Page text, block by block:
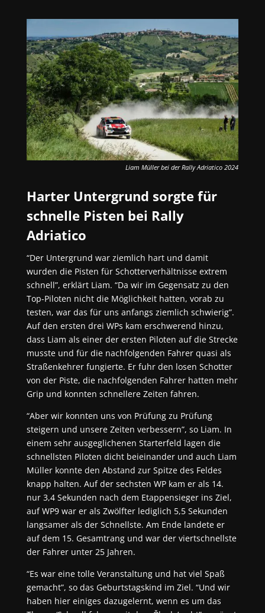
Liam Müller bei der Rally Adriatico 2024
Harter Untergrund sorgte für
schnelle Pisten bei Rally
Adriatico
“Der Untergrund war ziemlich hart und damit
wurden die Pisten für Schotterverhältnisse extrem
schnell”, erklärt Liam. “Da wir im Gegensatz zu den
Top-Piloten nicht die Möglichkeit hatten, vorab zu
testen, war das für uns anfangs ziemlich schwierig”.
Auf den ersten drei WPs kam erschwerend hinzu,
dass Liam als einer der ersten Piloten auf die Strecke
musste und für die nachfolgenden Fahrer quasi als
Straßenkehrer fungierte. Er fuhr den losen Schotter
von der Piste, die nachfolgenden Fahrer hatten mehr
Grip und konnten schnellere Zeiten fahren.
“Aber wir konnten uns von Prüfung zu Prüfung
steigern und unsere Zeiten verbessern”, so Liam. In
einem sehr ausgeglichenen Starterfeld lagen die
schnellsten Piloten dicht beieinander und auch Liam
Müller konnte den Abstand zur Spitze des Feldes
knapp halten. Auf der sechsten WP kam er als 14.
nur 3,4 Sekunden nach dem Etappensieger ins Ziel,
auf WP9 war er als Zwölfter lediglich 5,5 Sekunden
langsamer als der Schnellste. Am Ende landete er
auf dem 15. Gesamtrang und war der viertschnellste
der Fahrer unter 25 Jahren.
“Es war eine tolle Veranstaltung und hat viel Spaß
gemacht”, so das Geburtstagskind im Ziel. “Und wir
haben hier einiges dazugelernt, wenn es um das